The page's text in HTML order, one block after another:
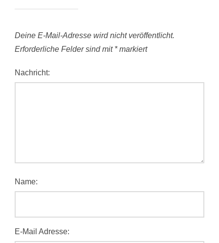
Deine E-Mail-Adresse wird nicht veröffentlicht.
Erforderliche Felder sind mit *markiert
Nachricht:
Name:
E-Mail Adresse: